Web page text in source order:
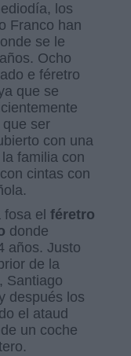
los
Franco han
se le
Ocho
e féretro
que se
que ser
con una
familia con
cintas con
fosa elféretro
donde
años. Justo
de la
Santiago
después los
el ataud
un coche